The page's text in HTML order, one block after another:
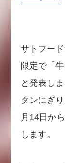
サトフー
限定で「
と発表し
タンにぎ
月14日か
します。